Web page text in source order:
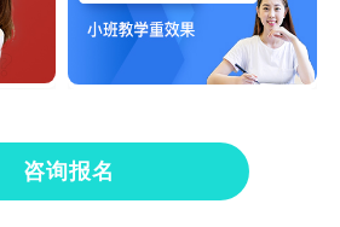
咨询报名